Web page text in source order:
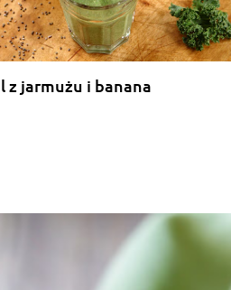
z jarmużu i banana